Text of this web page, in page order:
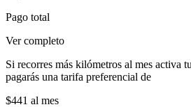
Pago total
Ver completo
Si recorres más kilómetros al mes activa
pagarás una tarifa preferencial de
$441 al mes